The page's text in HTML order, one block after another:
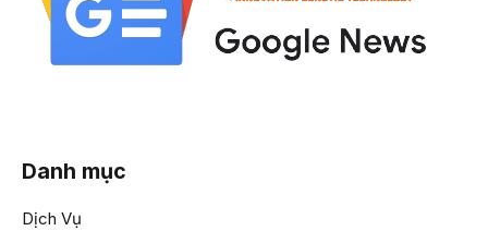
Danh mục
Dịch Vụ